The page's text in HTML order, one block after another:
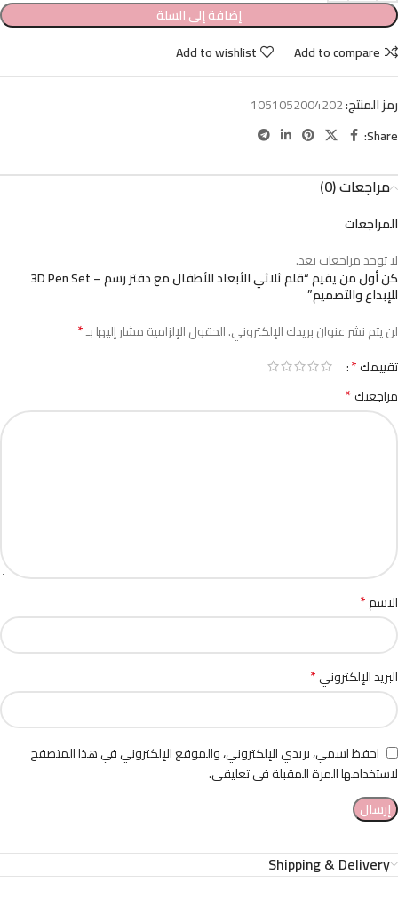
إضافة إلى السلة
Add to compare
Add to wishlist
رمز المنتج:1051052004202
Share:
مراجعات (0)
المراجعات
لا توجد مراجعات بعد.
كن أول من يقيم “قلم ثلاثي الأبعاد للأطفال مع دفتر رسم – 3D Pen Set
للإبداع والتصميم”
لن يتم نشر عنوان بريدك الإلكتروني.الحقول الإلزامية مشار إليها بـ*
تقييمك*
مراجعتك*
الاسم*
البريد الإلكتروني*
احفظ اسمي، بريدي الإلكتروني، والموقع الإلكتروني في هذا المتصفح
لاستخدامها المرة المقبلة في تعليقي.
Shipping & Delivery